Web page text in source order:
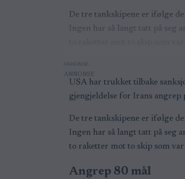
De tre tankskipene er ifølge
Ingen har så langt tatt på seg
ANNONSE
USA har trukket tilbake
gjengjeldelse for Irans
De tre tankskipene er ifølge
Ingen har så langt tatt på seg
to raketter mot to skip som
Angrep 80 mål